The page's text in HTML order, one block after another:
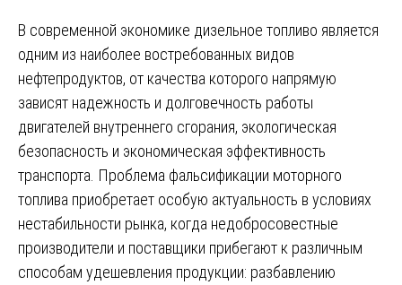
В современной экономике дизельное топливо является
одним из наиболее востребованных видов
нефтепродуктов, от качества которого напрямую
зависят надежность и долговечность работы
двигателей внутреннего сгорания, экологическая
безопасность и экономическая эффективность
транспорта. Проблема фальсификации моторного
топлива приобретает особую актуальность в условиях
нестабильности рынка, когда недобросовестные
производители и поставщики прибегают к различным
способам удешевления продукции: разбавлению